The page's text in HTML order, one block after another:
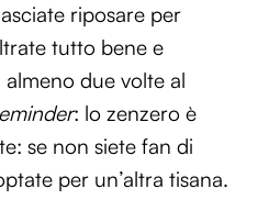
riposare per
tutto bene e
due volte al
: lo zenzero è
se non siete fan di
per un’altra tisana.